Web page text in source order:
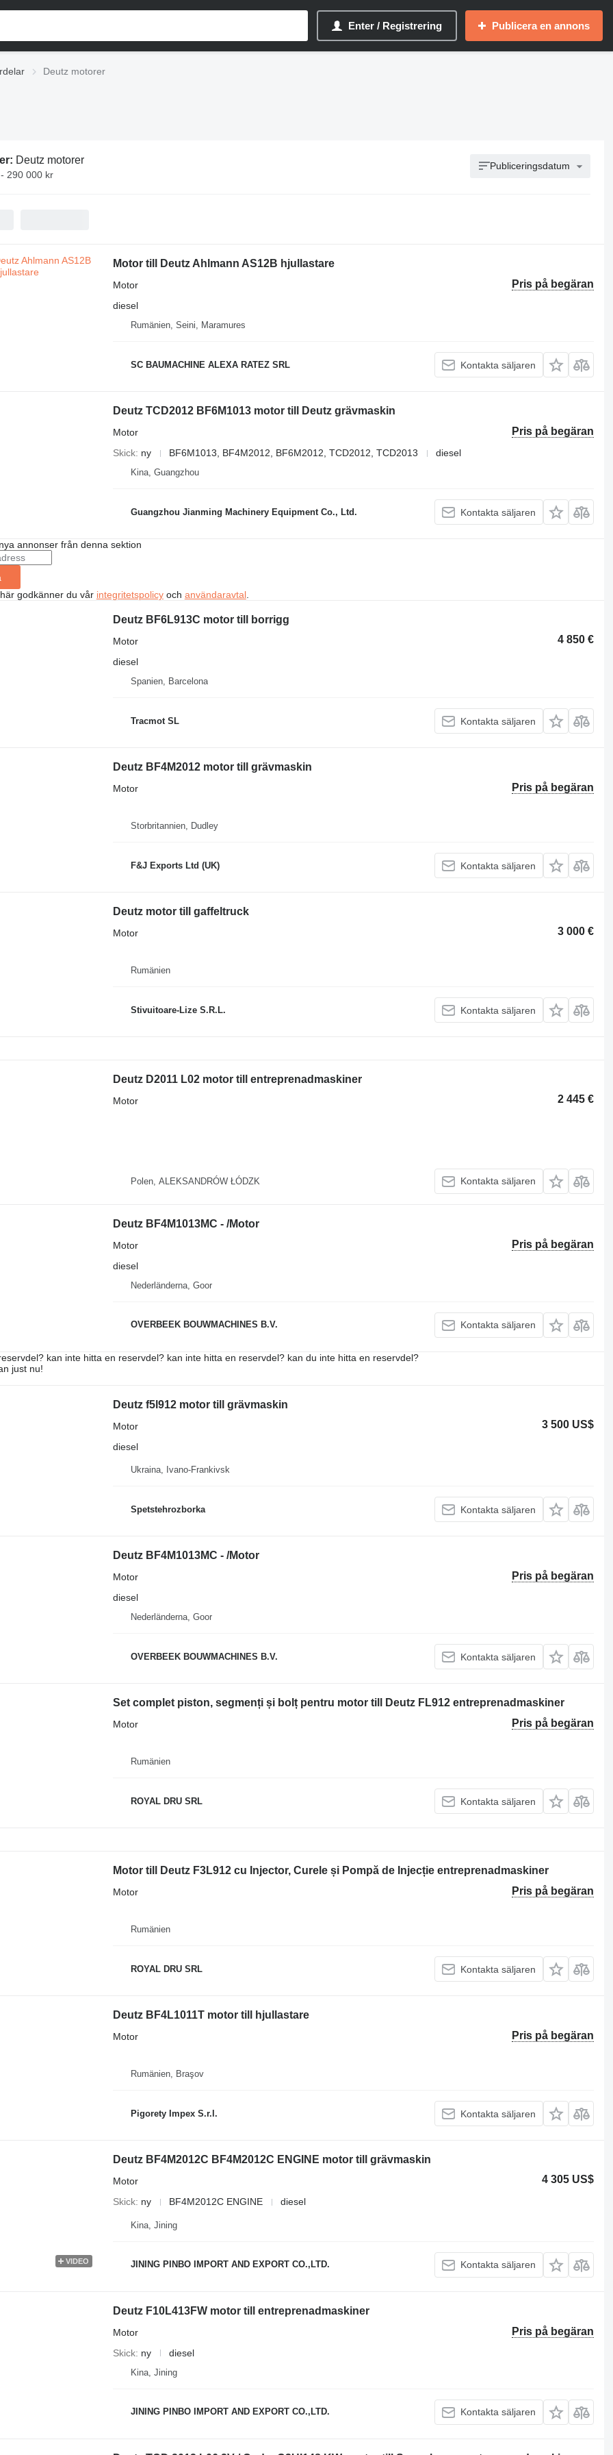
Enter / Registrering Publicera en annons
Deutz motorer
Deutz motorer
290 000 kr
Publiceringsdatum
Motor till Deutz Ahlmann AS12B hjullastare
Pris på begäran
Motor
diesel
Rumänien, Seini, Maramures
SC BAUMACHINE ALEXA RATEZ SRL Kontakta säljaren
Deutz TCD2012 BF6M1013 motor till Deutz grävmaskin
Pris på begäran
Motor
Skick ny BF6M1013, BF4M2012, BF6M2012, TCD2012, TCD2013 diesel
Kina, Guangzhou
Guangzhou Jianming Machinery Equipment Co., Ltd. Kontakta säljaren
annonser från denna sektion
godkänner du vår integritetspolicyoch användaravtal.
Deutz BF6L913C motor till borrigg
4 850 €
Motor
diesel
Spanien, Barcelona
Tracmot SL Kontakta säljaren
Deutz BF4M2012 motor till grävmaskin
Pris på begäran
Motor
Storbritannien, Dudley
F&J Exports Ltd (UK) Kontakta säljaren
Deutz motor till gaffeltruck
3 000 €
Motor
Rumänien
Stivuitoare-Lize S.R.L. Kontakta säljaren
Deutz D2011 L02 motor till entreprenadmaskiner
2 445 €
Motor
Polen, ALEKSANDRÓW ŁÓDZK Kontakta säljaren
Deutz BF4M1013MC - /Motor
Pris på begäran
Motor
diesel
Nederländerna, Goor
OVERBEEK BOUWMACHINES B.V. Kontakta säljaren
kan inte hitta en reservdel? kan inte hitta en reservdel? kan du inte hitta en reservdel?
just nu!
Deutz f5l912 motor till grävmaskin
3 500 US$
Motor
diesel
Ukraina, Ivano-Frankivsk
Spetstehrozborka Kontakta säljaren
Deutz BF4M1013MC - /Motor
Pris på begäran
Motor
diesel
Nederländerna, Goor
OVERBEEK BOUWMACHINES B.V. Kontakta säljaren
Set complet piston, segmenți și bolț pentru motor till Deutz FL912 entreprenadmaskiner
Pris på begäran
Motor
Rumänien
ROYAL DRU SRL Kontakta säljaren
Motor till Deutz F3L912 cu Injector, Curele și Pompă de Injecție entreprenadmaskiner
Pris på begäran
Motor
Rumänien
ROYAL DRU SRL Kontakta säljaren
Deutz BF4L1011T motor till hjullastare
Pris på begäran
Motor
Rumänien, Braşov
Pigorety Impex S.r.l. Kontakta säljaren
VIDEO
Deutz BF4M2012C BF4M2012C ENGINE motor till grävmaskin
4 305 US$
Motor
Skick ny BF4M2012C ENGINE diesel
Kina, Jining
JINING PINBO IMPORT AND EXPORT CO.,LTD. Kontakta säljaren
Deutz F10L413FW motor till entreprenadmaskiner
Pris på begäran
Motor
Skick ny diesel
Kina, Jining
JINING PINBO IMPORT AND EXPORT CO.,LTD. Kontakta säljaren